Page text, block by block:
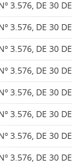
3.576, DE 30
3.576, DE 30
3.576, DE 30
3.576, DE 30
3.576, DE 30
3.576, DE 30
3.576, DE 30
3.576, DE 30